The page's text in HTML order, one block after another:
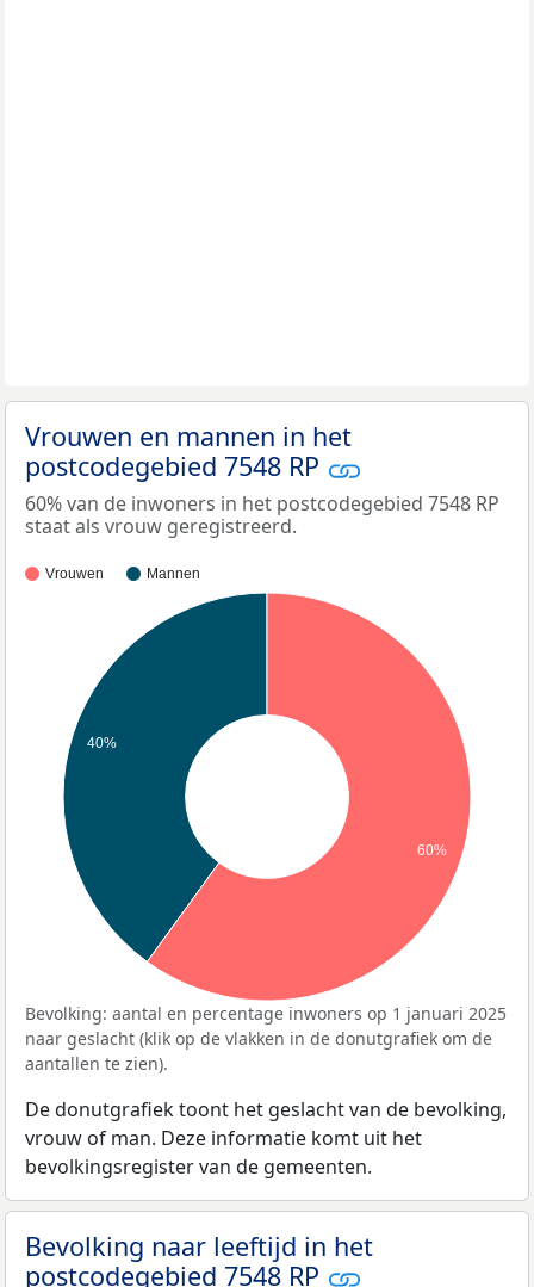
Vrouwen en mannen in het
postcodegebied 7548 RP
60% van de inwoners in het postcodegebied 7548 RP
staat als vrouw geregistreerd.
Vrouwen Mannen
40%
60%
Bevolking: aantal en percentage inwoners op 1 januari 2025
naar geslacht (klik op de vlakken in de donutgrafiek om de
aantallen te zien).
De donutgrafiek toont het geslacht van de bevolking,
vrouw of man. Deze informatie komt uit het
bevolkingsregister van de gemeenten.
Bevolking naar leeftijd in het
postcodegebied 7548 RP